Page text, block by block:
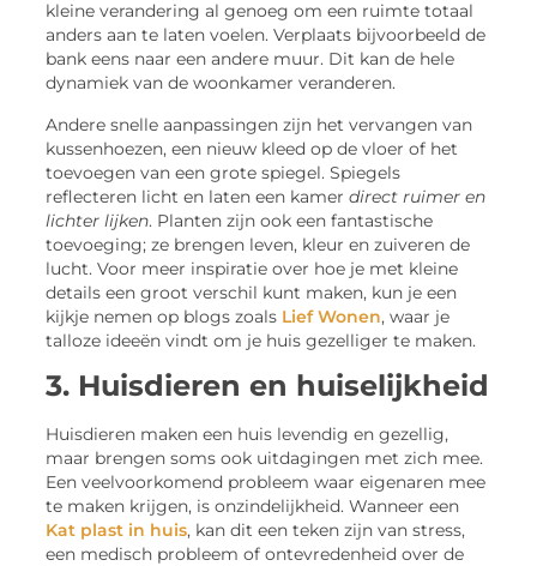
kleine verandering al genoeg om een ruimte totaal
anders aan te laten voelen. Verplaats bijvoorbeeld de
bank eens naar een andere muur. Dit kan de hele
dynamiek van de woonkamer veranderen.
Andere snelle aanpassingen zijn het vervangen van
kussenhoezen, een nieuw kleed op de vloer of het
toevoegen van een grote spiegel. Spiegels
reflecteren licht en laten een kamerdirect ruimer en
lichter lijken. Planten zijn ook een fantastische
toevoeging; ze brengen leven, kleur en zuiveren de
lucht. Voor meer inspiratie over hoe je met kleine
details een groot verschil kunt maken, kun je een
kijkje nemen op blogs zoals Lief Wonen, waar je
talloze ideeën vindt om je huis gezelliger te maken.
3. Huisdieren en huiselijkheid
Huisdieren maken een huis levendig en gezellig,
maar brengen soms ook uitdagingen met zich mee.
Een veelvoorkomend probleem waar eigenaren mee
te maken krijgen, is onzindelijkheid. Wanneer een
Kat plast in huis, kan dit een teken zijn van stress,
een medisch probleem of ontevredenheid over de